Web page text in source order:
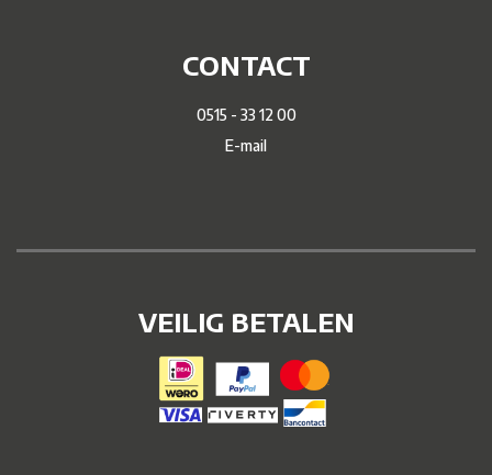
CONTACT
0515 - 33 12 00
E-mail
VEILIG BETALEN